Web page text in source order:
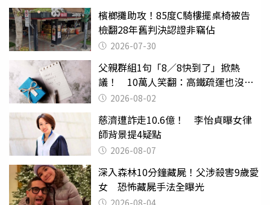
檳榔攤助攻！85度C騎樓擺桌椅被告
檢翻28年舊判決認證非竊佔
2026-07-30
父親群組1句「8／8快到了」掀熱
議！ 10萬人笑翻：高鐵疏運也沒列
父親節
2026-08-02
慈濟遭詐走10.6億！ 李怡貞曝女律
師背景提4疑點
2026-08-07
深入森林10分鐘藏屍！父涉殺害9歲愛
女 恐怖藏屍手法全曝光
2026-08-04